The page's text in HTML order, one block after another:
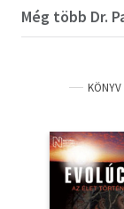
Még több Dr.
KÖNYV